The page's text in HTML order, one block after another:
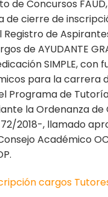
de Concursos
de cierre de
de
de AYUDANTE
SIMPLE, con
para la carrera
Programa de
la Ordenanza de
2018-, llamado
Académico
cargos